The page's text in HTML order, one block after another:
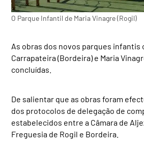
O Parque Infantil de Maria Vinagre (Rogil)
As obras dos novos parques infantis
Carrapateira (Bordeira) e Maria
concluídas.
De salientar que as obras foram
dos protocolos de delegação de
estabelecidos entre a Câmara de
Freguesia de Rogil e Bordeira.